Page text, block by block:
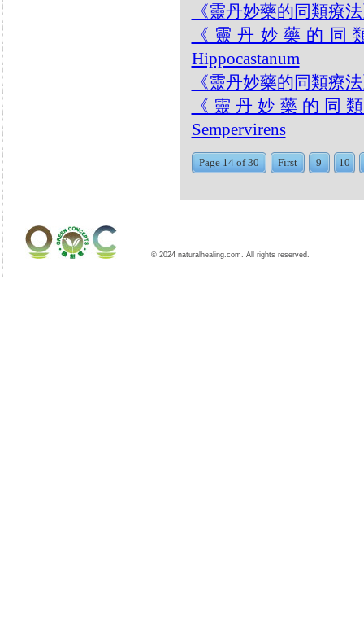
《靈丹妙藥的同類療
《靈丹妙藥的同
Hippocastanum
《靈丹妙藥的同類療
《靈丹妙藥的同
Sempervirens
Page 14 of 30 First 9 10
© 2024 naturalhealing.com. All rights reserved.